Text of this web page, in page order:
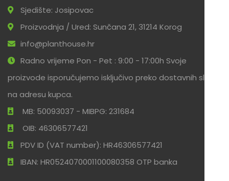
Sjedište: Josipovac
Proizvodnja / Ured: Sunčana 21, 31214 Korog
info@planthouse.hr
Radno vrijeme Pon - Pet : 9:00 - 17:00h Svoje
proizvode isporučujemo isključivo preko dostavnih službi
na adresu kupca.
MB: 50093037 - MIBPG: 231684
OIB: 46306577421
PDV ID (VAT number): HR46306577421
IBAN: HR0524070001100080358 OTP banka